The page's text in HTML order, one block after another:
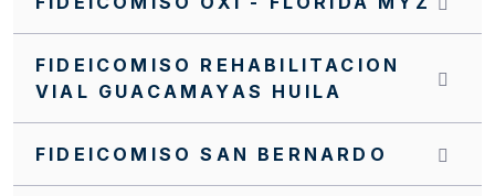
FIDEICOMISO REHABILITACION
VIAL GUACAMAYAS HUILA
FIDEICOMISO SAN BERNARDO